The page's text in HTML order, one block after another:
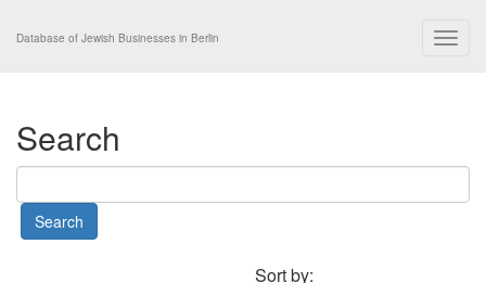
Database of Jewish Businesses in Berlin
Search
Sort by: